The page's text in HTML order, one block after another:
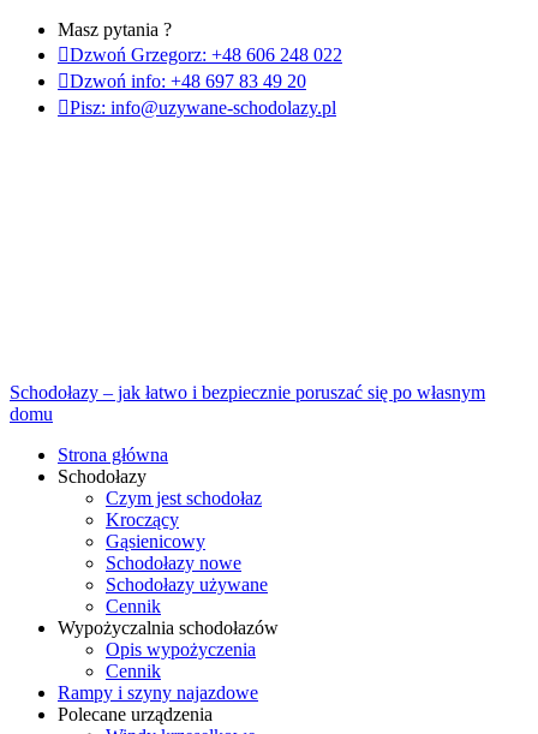
Masz pytania ?
Dzwoń Grzegorz: +48 606 248 022
Dzwoń info: +48 697 83 49 20
Pisz: info@uzywane-schodolazy.pl
Schodołazy – jak łatwo i bezpiecznie poruszać się po własnym
domu
Strona główna
Schodołazy
Czym jest schodołaz
Kroczący
Gąsienicowy
Schodołazy nowe
Schodołazy używane
Cennik
Wypożyczalnia schodołazów
Opis wypożyczenia
Cennik
Rampy i szyny najazdowe
Polecane urządzenia